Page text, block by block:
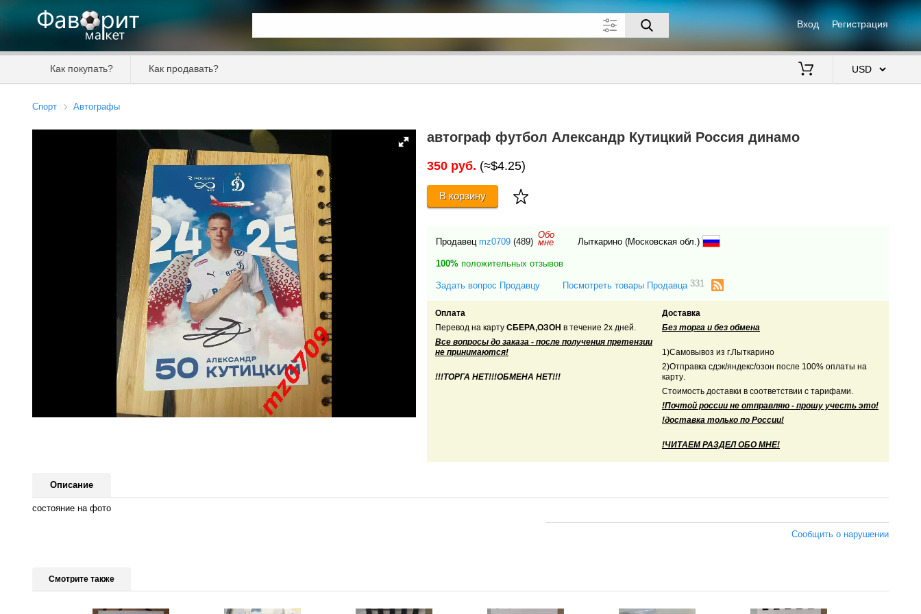
Вход Регистрация
Как покупать? Как продавать?
Спорт Автографы
автограф футбол Александр Кутицкий Россия динамо
350 руб. (≈$4.25)
В корзину
Продавец mz0709 (489)
Обо
мне Лыткарино (Московская обл.)
100% положительных отзывов
Задать вопрос Продавцу Посмотреть товары Продавца 331
Оплата
Перевод на карту СБЕРА,ОЗОН в течение 2х дней.
Все вопросы до заказа - после получения претензии
не принимаются!
!!!ТОРГА НЕТ!!!ОБМЕНА НЕТ!!!
Доставка
Без торга и без обмена
1)Самовывоз из г.Лыткарино
2)Отправка сдэк/яндекс/озон после 100% оплаты на
карту.
Стоимость доставки в соответствии с тарифами.
!Почтой россии не отправляю - прошу учесть это!
!доставка только по России!
!ЧИТАЕМ РАЗДЕЛ ОБО МНЕ!
Описание
состояние на фото
Сообщить о нарушении
Смотрите также